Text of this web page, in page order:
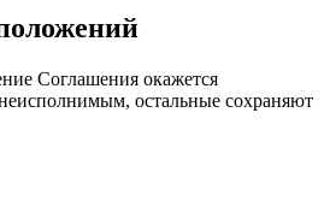
Соглашения окажется
остальные сохраняют